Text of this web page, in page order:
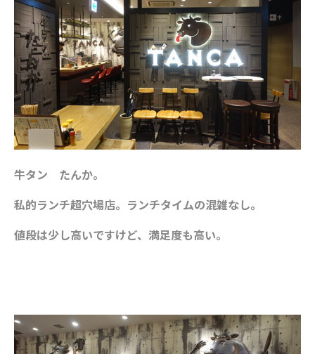
牛タン たんか。
私的ランチ超穴場店。ランチタイムの混雑なし。
値段は少し高いですけど、満足度も高い。